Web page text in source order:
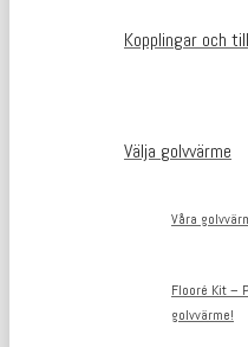
Kopplingar och
Välja golvvärme
Våra
Flooré Kit –
golvvärme!